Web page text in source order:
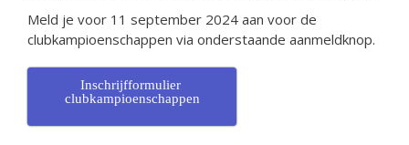
Meld je voor 11 september 2024 aan voor de
clubkampioenschappen via onderstaande aanmeldknop.
Inschrijfformulier
clubkampioenschappen